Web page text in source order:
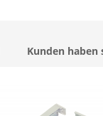
Kunden haben